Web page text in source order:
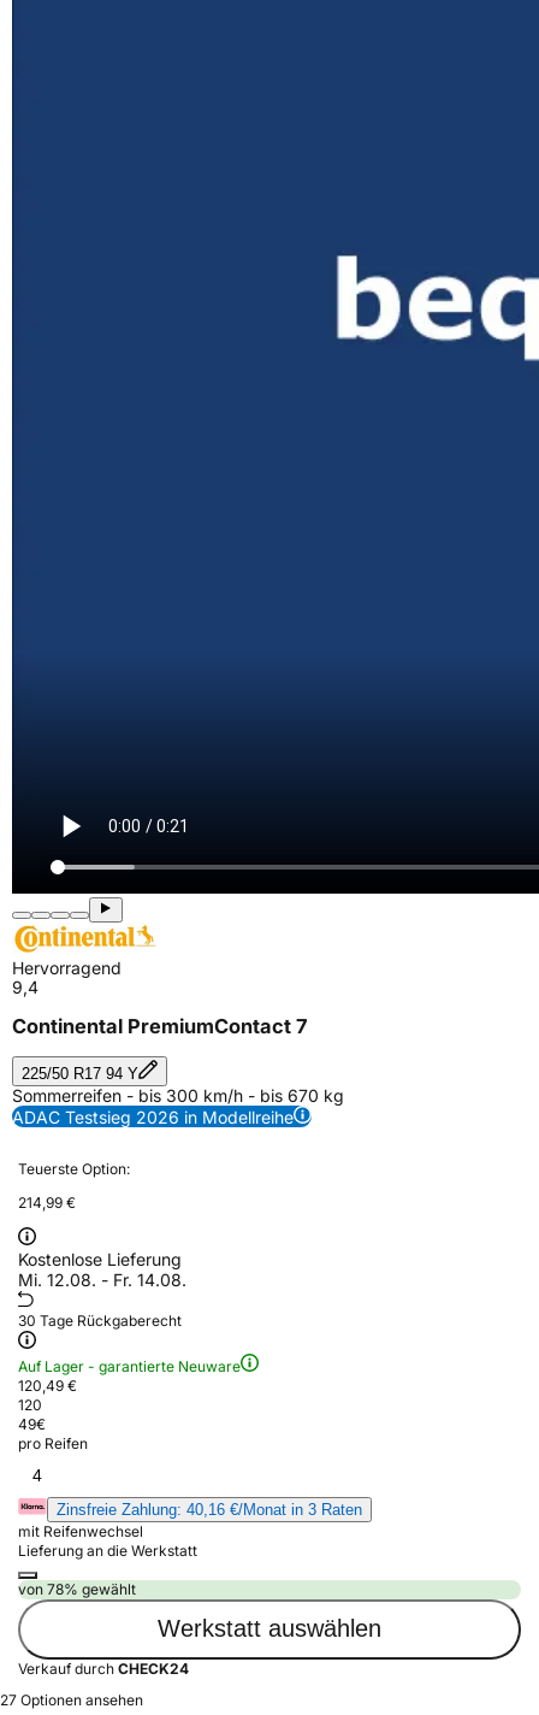
Hervorragend
9,4
Continental PremiumContact 7
225/50 R17 94 Y
Sommerreifen - bis 300 km/h - bis 670 kg
ADAC Testsieg 2026 in Modellreihe
Teuerste Option:
214,99 €
Kostenlose Lieferung
Mi. 12.08. - Fr. 14.08.
30 Tage Rückgaberecht
Auf Lager - garantierte Neuware
120,49 €
120
49€
pro Reifen
4
Zinsfreie Zahlung: 40,16 €/Monat in 3 Raten
mit Reifenwechsel
Lieferung an die Werkstatt
von 78% gewählt
Werkstatt auswählen
Verkauf durch CHECK24
27 Optionen ansehen